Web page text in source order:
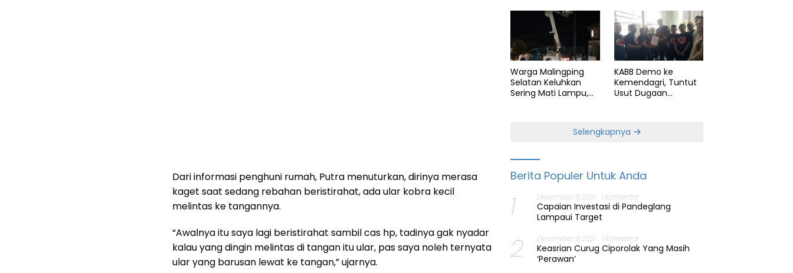
Dari informasi penghuni rumah, Putra menuturkan, dirinya merasa
kaget saat sedang rebahan beristirahat, ada ular kobra kecil
melintas ke tangannya.
“Awalnya itu saya lagi beristirahat sambil cas hp, tadinya gak nyadar
kalau yang dingin melintas di tangan itu ular, pas saya noleh ternyata
ular yang barusan lewat ke tangan,” ujarnya.
Warga Malingping
Selatan Keluhkan
Sering Mati Lampu,
KABB Demo ke
Kemendagri, Tuntut
Usut Dugaan
Selengkapnya
Berita Populer Untuk Anda
1 Desember 8, 2021 1 Komentar
Capaian Investasi di Pandeglang
Lampaui Target
2 Desember 9, 2021 1 Komentar
Keasrian Curug Ciporolak Yang Masih
‘Perawan’